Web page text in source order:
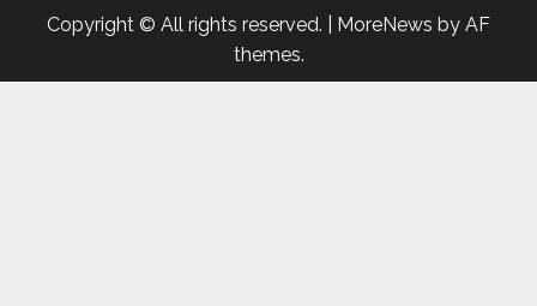
Copyright © All rights reserved. MoreNews by AF
themes.